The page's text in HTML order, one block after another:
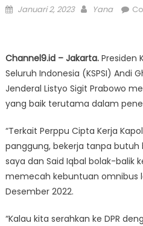
Posted
Januari 2, 2023 Author
Yana
Channel9.id – Jakarta. Presiden
Seluruh Indonesia (KSPSI) Andi
Jenderal Listyo Sigit Prabowo
yang baik terutama dalam
“Terkait Perppu Cipta Kerja
panggung, bekerja tanpa butuh
saya dan Said Iqbal bolak-balik
memecah kebuntuan omnibus
Desember 2022.
“Kalau kita serahkan ke DPR